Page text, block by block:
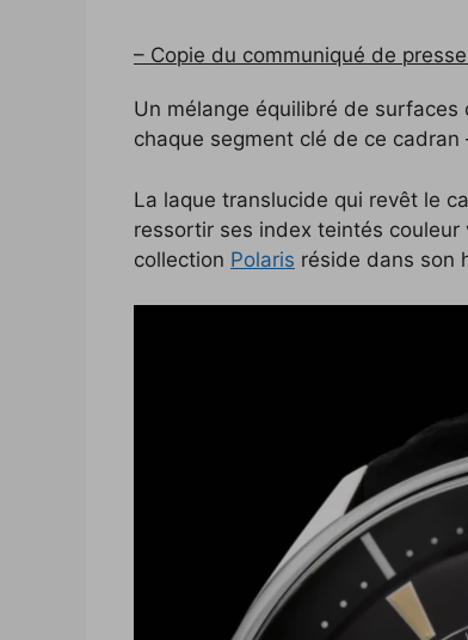
– Copie du communiqué de
Un mélange équilibré de
chaque segment clé de ce
La laque translucide qui revêt le
ressortir ses index teintés
collection Polaris réside dans son